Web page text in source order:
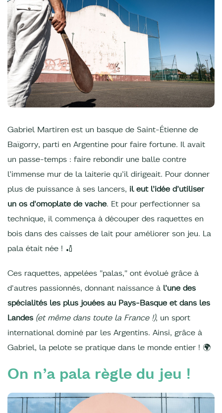
Gabriel Martiren est un basque de Saint-Étienne de
Baïgorry, parti en Argentine pour faire fortune. Il avait
un passe-temps : faire rebondir une balle contre
l’immense mur de la laiterie qu’il dirigeait. Pour donner
plus de puissance à ses lancers, il eut l’idée d’utiliser
un os d'omoplate de vache. Et pour perfectionner sa
technique, il commença à découper des raquettes en
bois dans des caisses de lait pour améliorer son jeu. La
pala était née ! 🏏
Ces raquettes, appelées "palas," ont évolué grâce à
d'autres passionnés, donnant naissance à l’une des
spécialités les plus jouées au Pays-Basque et dans les
Landes (et même dans toute la France !), un sport
international dominé par les Argentins. Ainsi, grâce à
Gabriel, la pelote se pratique dans le monde entier ! 🌍
On n’a pala règle du jeu !